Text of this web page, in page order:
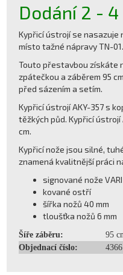
Dodání 2 -
Kypřicí ústrojí se nasazuje
místo tažné nápravy TN-01.
Touto přestavbou získáte
zpátečkou a záběrem 95
před sázením a setím.
Kypřicí ústrojí AKY-357 s
těžkých půd. Kypřicí ústrojí
cm.
Kypřicí nože jsou silné,
znamená kvalitnější práci
signované nože VARI
kované ostří
šířka nožů 40 mm
tloušťka nožů 6 mm
Šíře záběru:
95
Objednací číslo:
4366